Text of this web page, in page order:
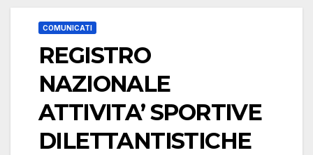
COMUNICATI
REGISTRO
NAZIONALE
ATTIVITA’ SPORTIVE
DILETTANTISTICHE